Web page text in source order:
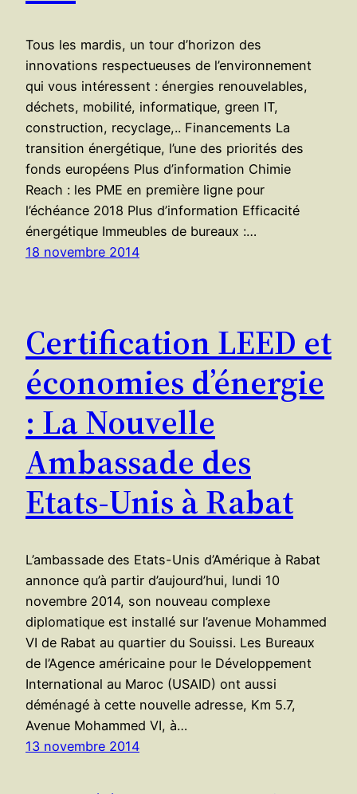
Tous les mardis, un tour d’horizon des
innovations respectueuses de l’environnement
qui vous intéressent : énergies renouvelables,
déchets, mobilité, informatique, green IT,
construction, recyclage,.. Financements La
transition énergétique, l’une des priorités des
fonds européens Plus d’information Chimie
Reach : les PME en première ligne pour
l’échéance 2018 Plus d’information Efficacité
énergétique Immeubles de bureaux :…
18 novembre 2014
Certification LEED et
économies d’énergie
: La Nouvelle
Ambassade des
Etats-Unis à Rabat
L’ambassade des Etats-Unis d’Amérique à Rabat
annonce qu’à partir d’aujourd’hui, lundi 10
novembre 2014, son nouveau complexe
diplomatique est installé sur l’avenue Mohammed
VI de Rabat au quartier du Souissi. Les Bureaux
de l’Agence américaine pour le Développement
International au Maroc (USAID) ont aussi
déménagé à cette nouvelle adresse, Km 5.7,
Avenue Mohammed VI, à…
13 novembre 2014